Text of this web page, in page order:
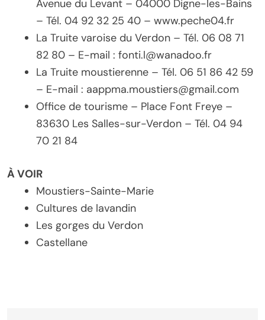
Avenue du Levant – 04000 Digne-les-Bains
– Tél. 04 92 32 25 40 – www.peche04.fr
La Truite varoise du Verdon – Tél. 06 08 71
82 80 – E-mail : fonti.l@wanadoo.fr
La Truite moustierenne – Tél. 06 51 86 42 59
– E-mail : aappma.moustiers@gmail.com
Office de tourisme – Place Font Freye –
83630 Les Salles-sur-Verdon – Tél. 04 94
70 21 84
À VOIR
Moustiers-Sainte-Marie
Cultures de lavandin
Les gorges du Verdon
Castellane